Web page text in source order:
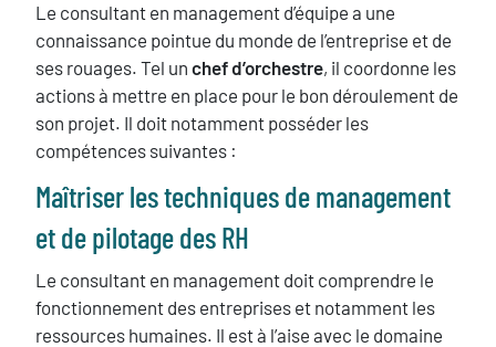
Texte
Le consultant en management d’équipe a une
connaissance pointue du monde de l’entreprise et de
ses rouages. Tel un chef d’orchestre, il coordonne les
actions à mettre en place pour le bon déroulement de
son projet. Il doit notamment posséder les
compétences suivantes :
Maîtriser les techniques de management
et de pilotage des RH
Le consultant en management doit comprendre le
fonctionnement des entreprises et notamment les
ressources humaines. Il est à l’aise avec le domaine